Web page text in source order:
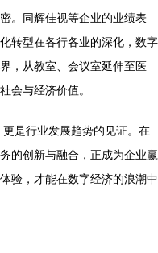
。同辉佳视等企业的业绩表
转型在各行各业的深化，数字
，从教室、会议室延伸至医
会与经济价值。
是行业发展趋势的见证。在
的创新与融合，正成为企业赢
验，才能在数字经济的浪潮中